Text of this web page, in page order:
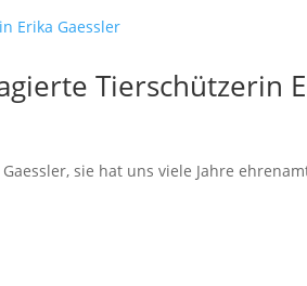
Tierschützerin
sie hat uns viele Jahre